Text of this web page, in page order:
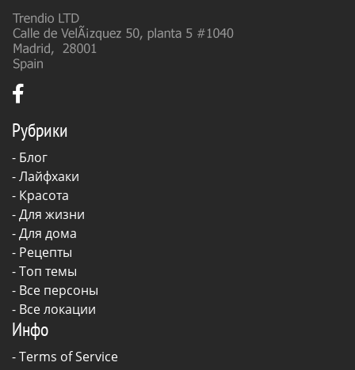
Рубрики
- Блог
-Лайфхаки
- Красота
-Для жизни
-Для дома
- Рецепты
- Топ темы
- Все персоны
- Все локации
Инфо
-Terms of Service